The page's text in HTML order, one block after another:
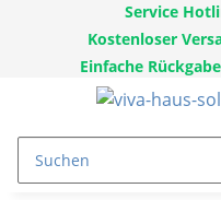
Service
Kostenloser
Einfache